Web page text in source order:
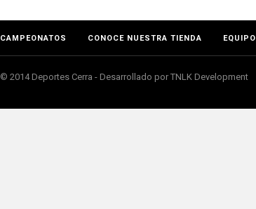
CAMPEONATOS CONOCE NUESTRA TIENDA EQUIPO
© 2014 Deportes Cerra - Desarrollado por TNLK Development